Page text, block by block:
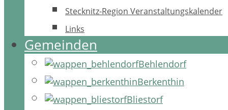
Stecknitz-Region Veranstaltungskalender
Links
Gemeinden
Behlendorf
Berkenthin
Bliestorf